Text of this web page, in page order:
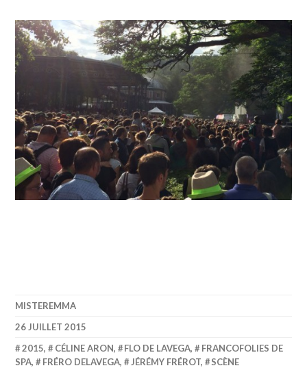
MISTEREMMA
26 JUILLET 2015
2015, CÉLINE ARON, FLO DE LAVEGA,
FRANCOFOLIES DE
SPA, FRÉRO DELAVEGA, JÉRÉMY FRÉROT,
SCÈNE